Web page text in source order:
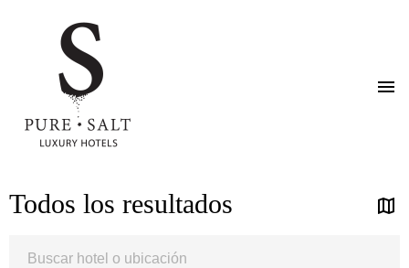
alTodos los resultados
Ubicación